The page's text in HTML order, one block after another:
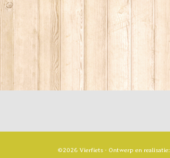
©2026 Vierfiets · Ontwerp en realisatie: